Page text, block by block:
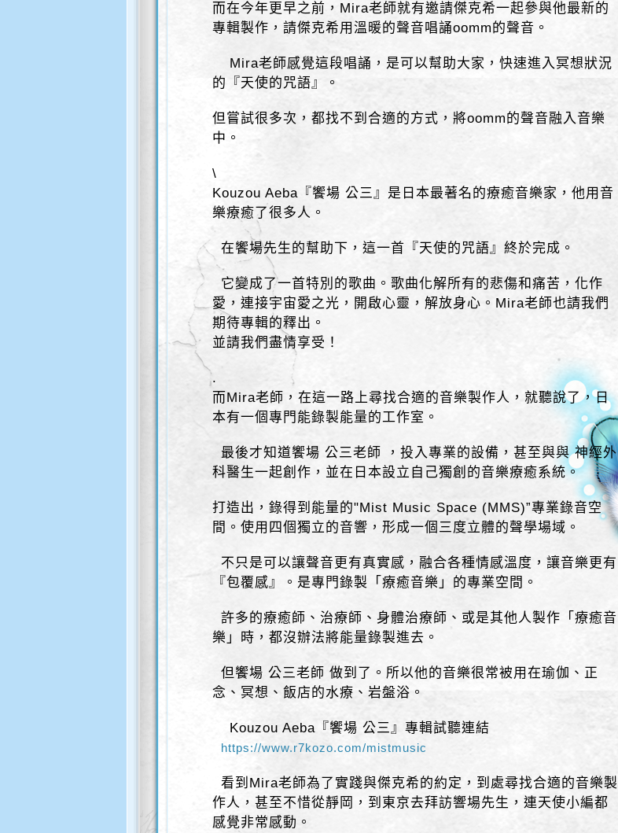
而在今年更早之前，Mira老師就有邀請傑克希一起參與他最新的
專輯製作，請傑克希用溫暖的聲音唱誦oomm的聲音。
Mira老師感覺這段唱誦，是可以幫助大家，快速進入冥想狀況
的『天使的咒語』。
但嘗試很多次，都找不到合適的方式，將oomm的聲音融入音樂
中。
\
Kouzou Aeba『饗場 公三』是日本最著名的療癒音樂家，他用音
樂療癒了很多人。
在饗場先生的幫助下，這一首『天使的咒語』終於完成。
它變成了一首特別的歌曲。歌曲化解所有的悲傷和痛苦，化作
愛，連接宇宙愛之光，開啟心靈，解放身心。Mira老師也請我們
期待專輯的釋出。
並請我們盡情享受！
.
而Mira老師，在這一路上尋找合適的音樂製作人，就聽說了，日
本有一個專門能錄製能量的工作室。
最後才知道饗場 公三老師 ，投入專業的設備，甚至與與 神經外
科醫生一起創作，並在日本設立自己獨創的音樂療癒系統。
打造出，錄得到能量的"Mist Music Space (MMS)”專業錄音空
間。使用四個獨立的音響，形成一個三度立體的聲學場域。
不只是可以讓聲音更有真實感，融合各種情感溫度，讓音樂更有
『包覆感』。是專門錄製「療癒音樂」的專業空間。
許多的療癒師、治療師、身體治療師、或是其他人製作「療癒音
樂」時，都沒辦法將能量錄製進去。
但饗場 公三老師 做到了。所以他的音樂很常被用在瑜伽、正
念、冥想、飯店的水療、岩盤浴。
Kouzou Aeba『饗場 公三』專輯試聽連結
https://www.r7kozo.com/mistmusic
看到Mira老師為了實踐與傑克希的約定，到處尋找合適的音樂製
作人，甚至不惜從靜岡，到東京去拜訪響場先生，連天使小編都
感覺非常感動。